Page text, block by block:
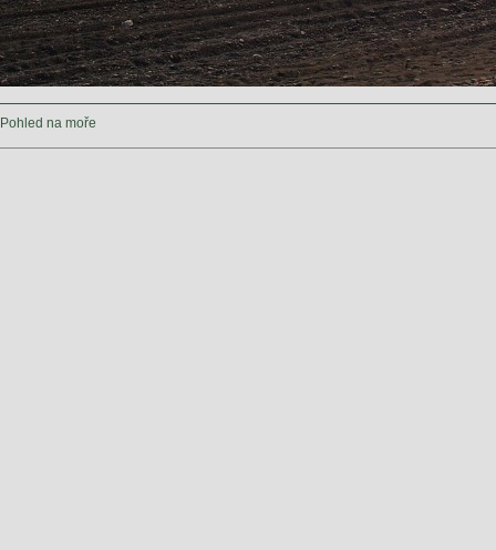
Pohled na moře